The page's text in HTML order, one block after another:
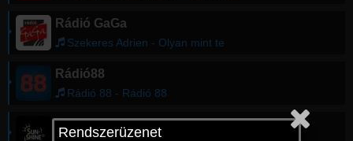
Rádió GaGa
Szekeres Adrien - Olyan mint te
Rádió88
Rádió 88 - Rádió 88
Sunshine Rádió
Rendszerüzenet